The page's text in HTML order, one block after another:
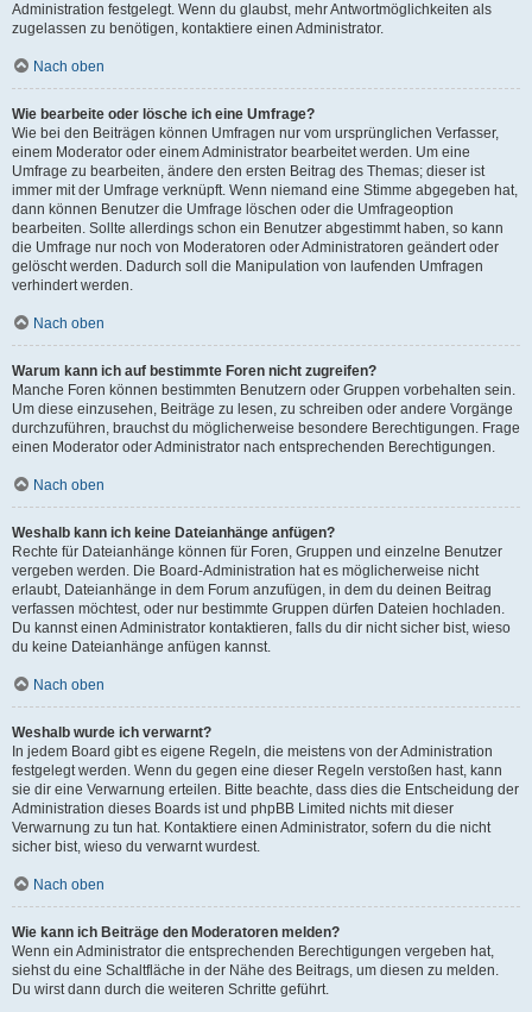
Administration festgelegt. Wenn du glaubst, mehr Antwortmöglichkeiten als
zugelassen zu benötigen, kontaktiere einen Administrator.
Nach oben
Wie bearbeite oder lösche ich eine Umfrage?
Wie bei den Beiträgen können Umfragen nur vom ursprünglichen Verfasser,
einem Moderator oder einem Administrator bearbeitet werden. Um eine
Umfrage zu bearbeiten, ändere den ersten Beitrag des Themas; dieser ist
immer mit der Umfrage verknüpft. Wenn niemand eine Stimme abgegeben hat,
dann können Benutzer die Umfrage löschen oder die Umfrageoption
bearbeiten. Sollte allerdings schon ein Benutzer abgestimmt haben, so kann
die Umfrage nur noch von Moderatoren oder Administratoren geändert oder
gelöscht werden. Dadurch soll die Manipulation von laufenden Umfragen
verhindert werden.
Nach oben
Warum kann ich auf bestimmte Foren nicht zugreifen?
Manche Foren können bestimmten Benutzern oder Gruppen vorbehalten sein.
Um diese einzusehen, Beiträge zu lesen, zu schreiben oder andere Vorgänge
durchzuführen, brauchst du möglicherweise besondere Berechtigungen. Frage
einen Moderator oder Administrator nach entsprechenden Berechtigungen.
Nach oben
Weshalb kann ich keine Dateianhänge anfügen?
Rechte für Dateianhänge können für Foren, Gruppen und einzelne Benutzer
vergeben werden. Die Board-Administration hat es möglicherweise nicht
erlaubt, Dateianhänge in dem Forum anzufügen, in dem du deinen Beitrag
verfassen möchtest, oder nur bestimmte Gruppen dürfen Dateien hochladen.
Du kannst einen Administrator kontaktieren, falls du dir nicht sicher bist, wieso
du keine Dateianhänge anfügen kannst.
Nach oben
Weshalb wurde ich verwarnt?
In jedem Board gibt es eigene Regeln, die meistens von der Administration
festgelegt werden. Wenn du gegen eine dieser Regeln verstoßen hast, kann
sie dir eine Verwarnung erteilen. Bitte beachte, dass dies die Entscheidung der
Administration dieses Boards ist und phpBB Limited nichts mit dieser
Verwarnung zu tun hat. Kontaktiere einen Administrator, sofern du die nicht
sicher bist, wieso du verwarnt wurdest.
Nach oben
Wie kann ich Beiträge den Moderatoren melden?
Wenn ein Administrator die entsprechenden Berechtigungen vergeben hat,
siehst du eine Schaltfläche in der Nähe des Beitrags, um diesen zu melden.
Du wirst dann durch die weiteren Schritte geführt.